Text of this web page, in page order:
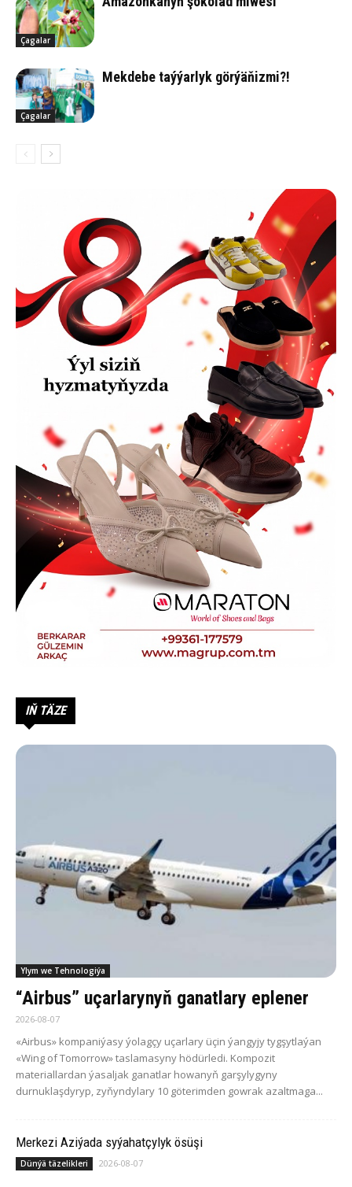
Çagalar
Çagalar
Mek­de­be taý­ýar­lyk gör­ýä­ňiz­mi?!
IŇ TÄZE
Ylym we Tehnologiýa
“Airbus” uçarlarynyň ganatlary eplener
2026-08-07
«Airbus» kompaniýasy ýolagçy uçarlary üçin ýangyjy tygşytlaýan
«Wing of Tomorrow» taslamasyny hödürledi. Kompozit
materiallardan ýasaljak ganatlar howanyň garşylygyny
durnuklaşdyryp, zyňyndylary 10 göterimden gowrak azaltmaga...
Merkezi Aziýada syýahatçylyk ösüşi
Dünýä täzelikleri 2026-08-07